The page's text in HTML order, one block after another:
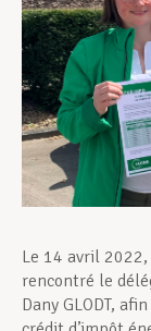
Devenir
Le 14 avril 2022,
rencontré le
Dany GLODT,